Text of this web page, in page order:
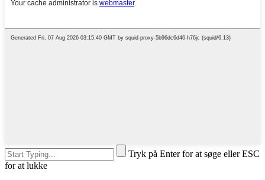
Tryk på Enter for at søge eller ESC
for at lukke